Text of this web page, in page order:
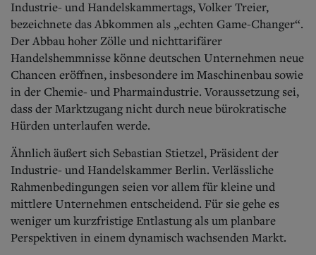
Industrie- und Handelskammertags, Volker Treier,
bezeichnete das Abkommen als „echten Game-Changer“.
Der Abbau hoher Zölle und nichttarifärer
Handelshemmnisse könne deutschen Unternehmen neue
Chancen eröffnen, insbesondere im Maschinenbau sowie
in der Chemie- und Pharmaindustrie. Voraussetzung sei,
dass der Marktzugang nicht durch neue bürokratische
Hürden unterlaufen werde.
Ähnlich äußert sich Sebastian Stietzel, Präsident der
Industrie- und Handelskammer Berlin. Verlässliche
Rahmenbedingungen seien vor allem für kleine und
mittlere Unternehmen entscheidend. Für sie gehe es
weniger um kurzfristige Entlastung als um planbare
Perspektiven in einem dynamisch wachsenden Markt.